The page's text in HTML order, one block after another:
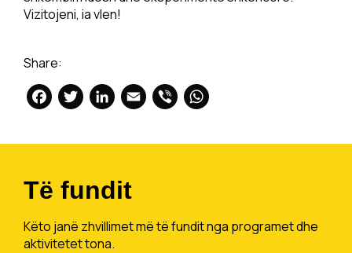
Vizitojeni, ia vlen!
Share:
Facebook
Twitter
LinkedIn
Email
Viber
Të fundit
Këto janë zhvillimet më të fundit nga programet dhe
aktivitetet tona.